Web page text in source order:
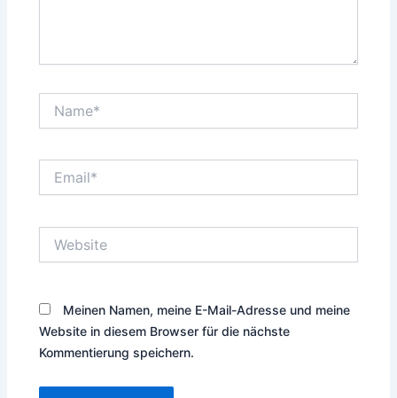
Meinen Namen, meine E-Mail-Adresse und meine
Website in diesem Browser für die nächste
Kommentierung speichern.